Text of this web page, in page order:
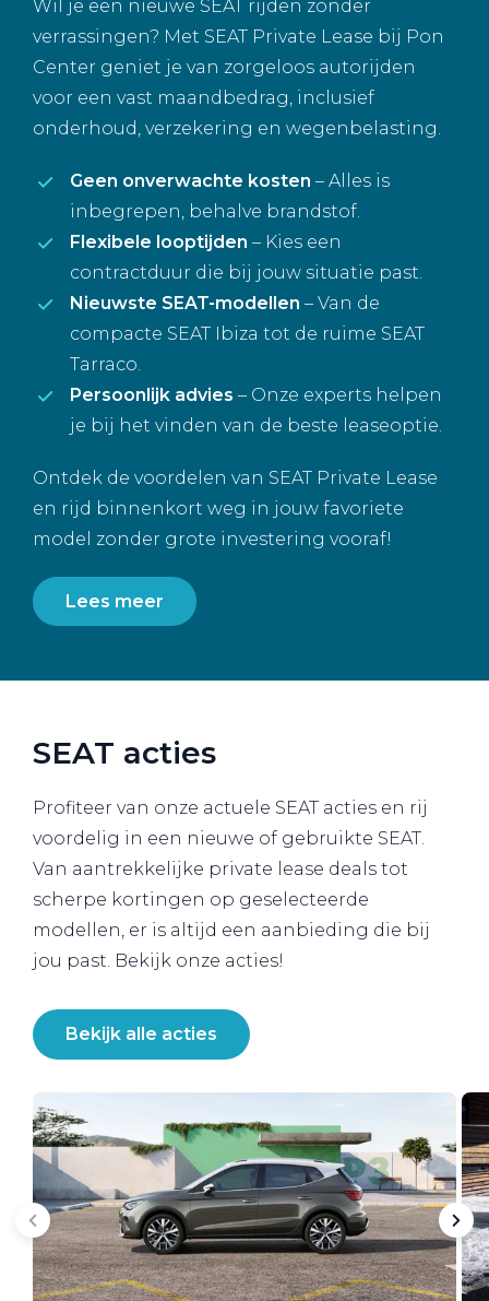
Wil je een nieuwe SEAT rijden zonder
verrassingen? Met SEAT Private Lease bij Pon
Center geniet je van zorgeloos autorijden
voor een vast maandbedrag, inclusief
onderhoud, verzekering en wegenbelasting.
Geen onverwachte kosten – Alles is
inbegrepen, behalve brandstof.
Flexibele looptijden – Kies een
contractduur die bij jouw situatie past.
Nieuwste SEAT-modellen – Van de
compacte SEAT Ibiza tot de ruime SEAT
Tarraco.
Persoonlijk advies – Onze experts helpen
je bij het vinden van de beste leaseoptie.
Ontdek de voordelen van SEAT Private Lease
en rijd binnenkort weg in jouw favoriete
model zonder grote investering vooraf!
Lees meer
SEAT acties
Profiteer van onze actuele SEAT acties en rij
voordelig in een nieuwe of gebruikte SEAT.
Van aantrekkelijke private lease deals tot
scherpe kortingen op geselecteerde
modellen, er is altijd een aanbieding die bij
jou past. Bekijk onze acties!
Bekijk alle acties